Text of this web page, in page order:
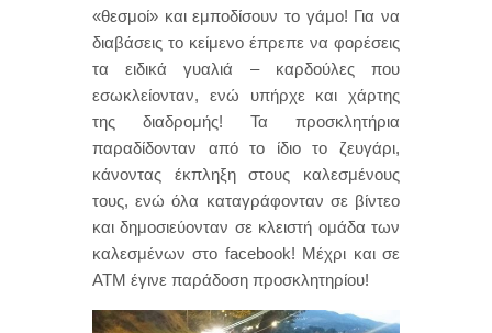
«θεσμοί» και εμποδίσουν το γάμο! Για να
διαβάσεις το κείμενο έπρεπε να φορέσεις
τα ειδικά γυαλιά – καρδούλες που
εσωκλείονταν, ενώ υπήρχε και χάρτης
της διαδρομής! Τα προσκλητήρια
παραδίδονταν από το ίδιο το ζευγάρι,
κάνοντας έκπληξη στους καλεσμένους
τους, ενώ όλα καταγράφονταν σε βίντεο
και δημοσιεύονταν σε κλειστή ομάδα των
καλεσμένων στο facebook! Μέχρι και σε
ΑΤΜ έγινε παράδοση προσκλητηρίου!